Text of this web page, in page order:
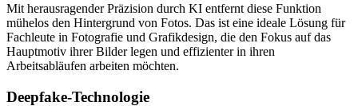
Mit herausragender Präzision durch KI entfernt diese Funktion
mühelos den Hintergrund von Fotos. Das ist eine ideale Lösung für
Fachleute in Fotografie und Grafikdesign, die den Fokus auf das
Hauptmotiv ihrer Bilder legen und effizienter in ihren
Arbeitsabläufen arbeiten möchten.
Deepfake-Technologie